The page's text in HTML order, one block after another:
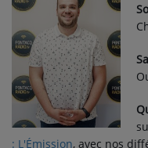
GRILLE DES PROGRAMMES
C'ÉTAIT QUOI CE TITRE ?
MÉDIAS
PODCASTS - SAISON 2026/
: L'Émission, avec nos